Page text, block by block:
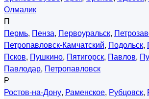
Олмалик
П
Пермь, Пенза, Первоуральск,
Петропавловск-Камчатский, Подольск,
Псков, Пушкино, Пятигорск, Павлов,
Павлодар, Петропавловск
Р
Ростов-на-Дону, Раменское, Рубцовск,